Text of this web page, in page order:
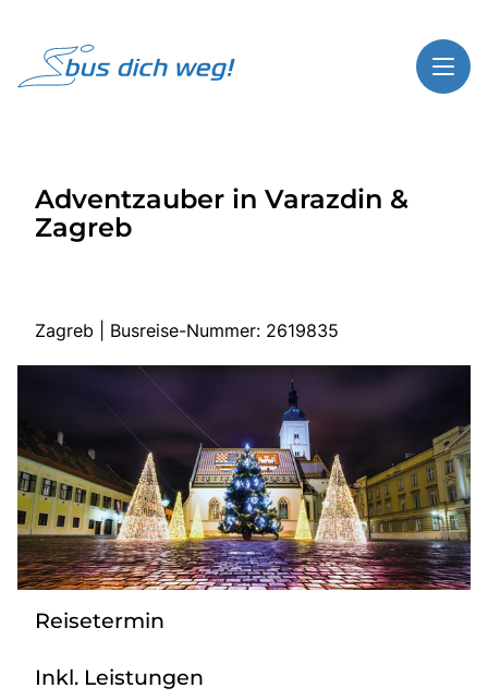
Highlights
Service
Bus mieten
Gutscheinshop
Über bus dich weg!
Radio!
Österreich
Adventzauber in Varazdin &
Zagreb
Zagreb | Busreise-Nummer: 2619835
Reisetermin
Inkl. Leistungen